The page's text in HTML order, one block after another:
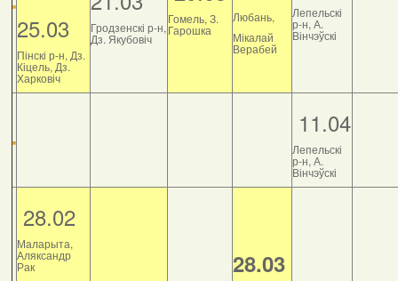
25.03
Пінскі р-н, Дз.
Кіцель, Дз.
Харковіч
Гродзенскі р-н,
Дз. Якубовіч
Гомель, З.
Гарошка
Любань,
Мікалай
Верабей
Лепельскі
р-н, А.
Вінчэўскі
11.04
Лепельскі
р-н, А.
Вінчэўскі
28.02
Маларыта,
Аляксандр
Рак 28.03